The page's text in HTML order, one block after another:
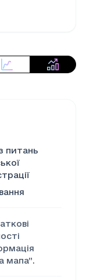
питань
мапа”.